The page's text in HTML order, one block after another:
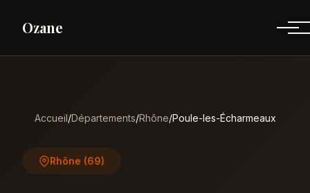
Ozane
Accueil/Départements/Rhône/Poule-les-Écharmeaux
Rhône (69)